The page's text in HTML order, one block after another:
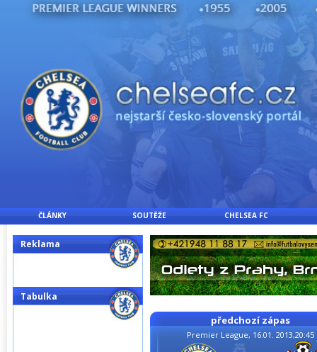
ČLÁNKY SOUTĚŽE CHELSEA FC
předchozí zápas
Premier League, 16.01. 2013,20:45
Reklama
Tabulka